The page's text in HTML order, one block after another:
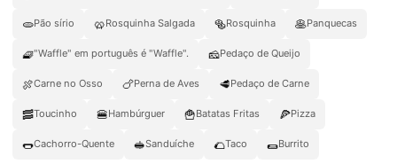
🫓Pão sírio 🥨Rosquinha Salgada 🥯Rosquinha 🥞Panquecas
🧇"Waffle" em português é "Waffle". 🧀Pedaço de Queijo
🍖Carne no Osso 🍗Perna de Aves 🥩Pedaço de Carne
🥓Toucinho 🍔Hambúrguer 🍟Batatas Fritas 🍕Pizza
🌭Cachorro-Quente 🥪Sanduíche 🌮Taco 🌯Burrito